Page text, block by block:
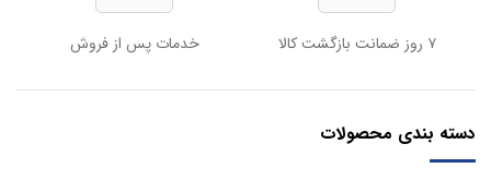
۷ روز ضمانت بازگشت کالا خدمات پس از فروش
دسته بندی محصولات